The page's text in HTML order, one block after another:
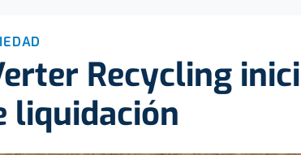
Recycling
liquidación